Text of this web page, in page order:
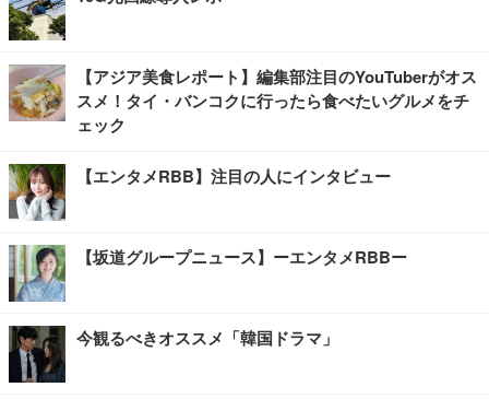
【アジア美食レポート】編集部注目のYouTuberがオス
スメ！タイ・バンコクに行ったら食べたいグルメをチ
ェック
【エンタメRBB】注目の人にインタビュー
【坂道グループニュース】ーエンタメRBBー
今観るべきオススメ「韓国ドラマ」